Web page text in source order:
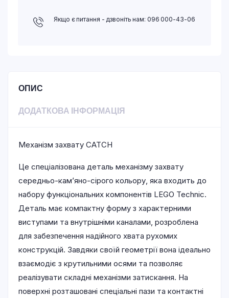
Якщо є питання - дзвоніть нам: 096 000-43-06
ОПИС
ДОДАТКОВА ІНФОРМАЦІЯ
Механізм захвату CATCH
Це спеціалізована деталь механізму захвату
середньо-кам’яно-сірого кольору, яка входить до
набору функціональних компонентів LEGO Technic.
Деталь має компактну форму з характерними
виступами та внутрішніми каналами, розроблена
для забезпечення надійного хвата рухомих
конструкцій. Завдяки своїй геометрії вона ідеально
взаємодіє з крутильними осями та позволяє
реалізувати складні механізми затискання. На
поверхні розташовані спеціальні пази та контактні